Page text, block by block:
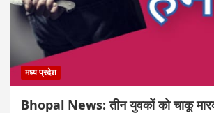
मध्य प्रदेश
Bhopal News: तीन युवकों को चाकू